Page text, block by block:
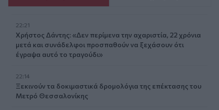
22:21
Χρήστος Δάντης: «Δεν περίμενα την αχαριστία, 22 χρόνια
μετά και συνάδελφοι προσπαθούν να ξεχάσουν ότι
έγραψα αυτό το τραγούδι»
22:14
Ξεκινούν τα δοκιμαστικά δρομολόγια της επέκτασης του
Μετρό Θεσσαλονίκης